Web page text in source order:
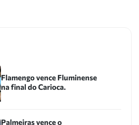
Flamengo vence Fluminense
na final do Carioca.
Palmeiras vence o